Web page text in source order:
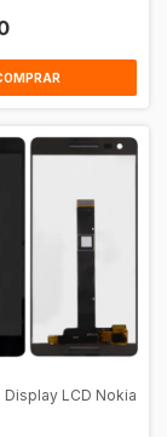
Display LCD Nokia